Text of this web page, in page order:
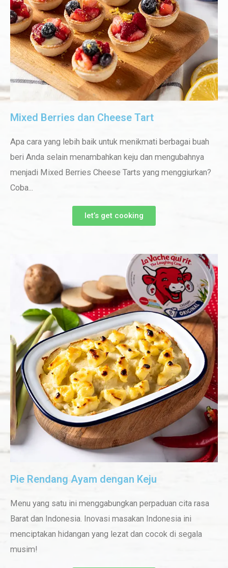
Mixed Berries dan Cheese Tart
Apa cara yang lebih baik untuk menikmati berbagai buah
beri Anda selain menambahkan keju dan mengubahnya
menjadi Mixed Berries Cheese Tarts yang menggiurkan?
Coba...
let’s get cooking
Pie Rendang Ayam dengan Keju
Menu yang satu ini menggabungkan perpaduan cita rasa
Barat dan Indonesia. Inovasi masakan Indonesia ini
menciptakan hidangan yang lezat dan cocok di segala
musim!